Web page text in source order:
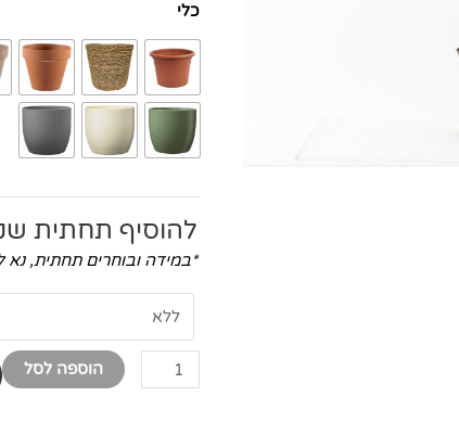
כלי
להוסיף תחתית
*במידה ובוחרים תחתית,
הוספה לסל